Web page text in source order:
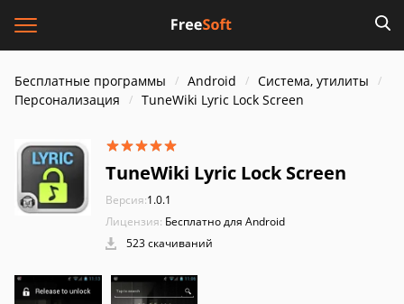
Бесплатные программы Android
Система, утилиты
Персонализация
TuneWiki Lyric Lock Screen
TuneWiki Lyric Lock Screen
Версия:1.0.1
Лицензия: Бесплатно для Android
523 скачиваний